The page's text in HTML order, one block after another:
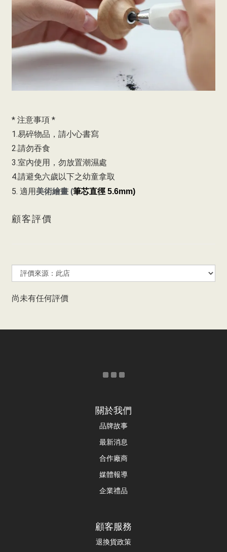
* 注意事項 *
1.易碎物品，請小心書寫
2.請勿吞食
3.室內使用，勿放置潮濕處
4.請避免六歲以下之幼童拿取
5. 適用美術繪畫 (筆芯直徑 5.6mm)
顧客評價
尚未有任何評價
關於我們
品牌故事
最新消息
合作廠商
媒體報導
企業禮品
顧客服務
退換貨政策